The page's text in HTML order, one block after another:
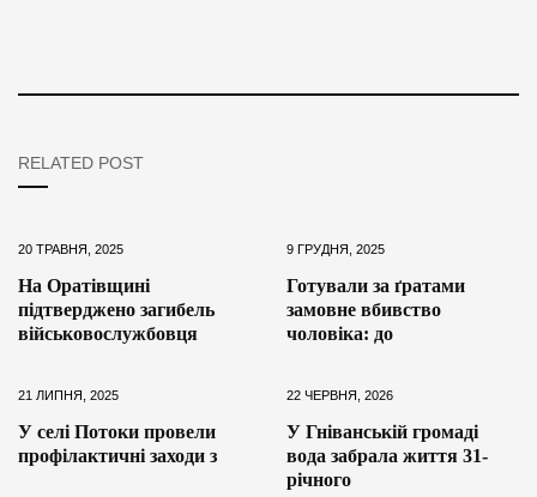
RELATED POST
20 ТРАВНЯ, 2025
На Оратівщині
підтверджено загибель
військовослужбовця
9 ГРУДНЯ, 2025
Готували за ґратами
замовне вбивство
чоловіка: до
21 ЛИПНЯ, 2025
У селі Потоки провели
профілактичні заходи з
22 ЧЕРВНЯ, 2026
У Гніванській громаді
вода забрала життя 31-
річного